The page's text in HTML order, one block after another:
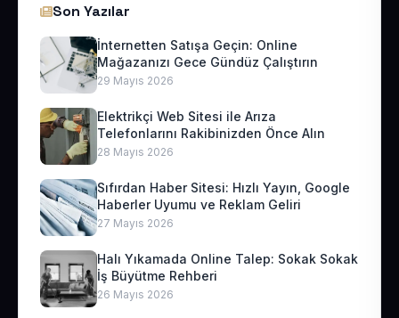
Son Yazılar
İnternetten Satışa Geçin: Online
Mağazanızı Gece Gündüz Çalıştırın
29 Mayıs 2026
Elektrikçi Web Sitesi ile Arıza
Telefonlarını Rakibinizden Önce Alın
28 Mayıs 2026
Sıfırdan Haber Sitesi: Hızlı Yayın, Google
Haberler Uyumu ve Reklam Geliri
27 Mayıs 2026
Halı Yıkamada Online Talep: Sokak Sokak
İş Büyütme Rehberi
26 Mayıs 2026